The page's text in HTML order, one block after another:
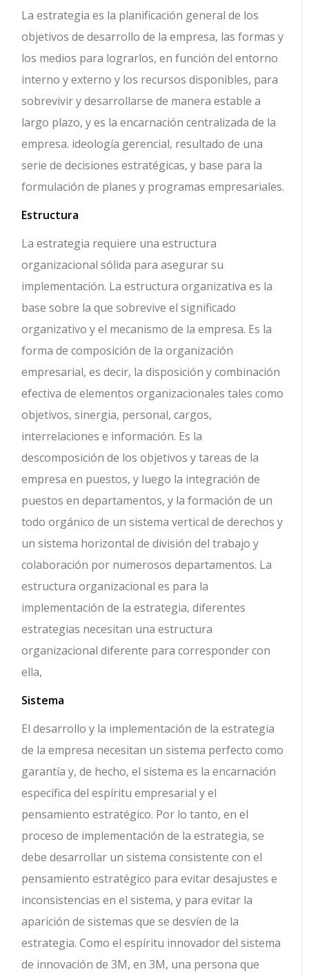
La estrategia es la planificación general de los
objetivos de desarrollo de la empresa, las formas y
los medios para lograrlos, en función del entorno
interno y externo y los recursos disponibles, para
sobrevivir y desarrollarse de manera estable a
largo plazo, y es la encarnación centralizada de la
empresa. ideología gerencial, resultado de una
serie de decisiones estratégicas, y base para la
formulación de planes y programas empresariales.
Estructura
La estrategia requiere una estructura
organizacional sólida para asegurar su
implementación. La estructura organizativa es la
base sobre la que sobrevive el significado
organizativo y el mecanismo de la empresa. Es la
forma de composición de la organización
empresarial, es decir, la disposición y combinación
efectiva de elementos organizacionales tales como
objetivos, sinergia, personal, cargos,
interrelaciones e información. Es la
descomposición de los objetivos y tareas de la
empresa en puestos, y luego la integración de
puestos en departamentos, y la formación de un
todo orgánico de un sistema vertical de derechos y
un sistema horizontal de división del trabajo y
colaboración por numerosos departamentos. La
estructura organizacional es para la
implementación de la estrategia, diferentes
estrategias necesitan una estructura
organizacional diferente para corresponder con
ella,
Sistema
El desarrollo y la implementación de la estrategia
de la empresa necesitan un sistema perfecto como
garantía y, de hecho, el sistema es la encarnación
específica del espíritu empresarial y el
pensamiento estratégico. Por lo tanto, en el
proceso de implementación de la estrategia, se
debe desarrollar un sistema consistente con el
pensamiento estratégico para evitar desajustes e
inconsistencias en el sistema, y ​​para evitar la
aparición de sistemas que se desvíen de la
estrategia. Como el espíritu innovador del sistema
de innovación de 3M, en 3M, una persona que